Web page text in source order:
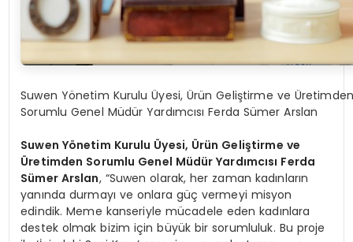
Suwen Yönetim Kurulu Üyesi, Ürün Geliştirme ve Üretimden
Sorumlu Genel Müdür Yardımcısı Ferda Sümer Arslan
Suwen Yönetim Kurulu Üyesi, Ürün Geliştirme ve
Üretimden Sorumlu Genel Müdür Yardımcısı Ferda
Sümer Arslan, “Suwen olarak, her zaman kadınların
yanında durmayı ve onlara güç vermeyi misyon
edindik. Meme kanseriyle mücadele eden kadınlara
destek olmak bizim için büyük bir sorumluluk. Bu proje